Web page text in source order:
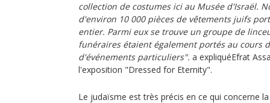
collection de costumes ici au Musée d'Israël.
d'environ 10 000 pièces de vêtements juifs
entier. Parmi eux se trouve un groupe de
funéraires étaient également portés au cours
d'événements particuliers". a expliquéEfrat
l'exposition "Dressed for Eternity".
Le judaïsme est très précis en ce qui concerne